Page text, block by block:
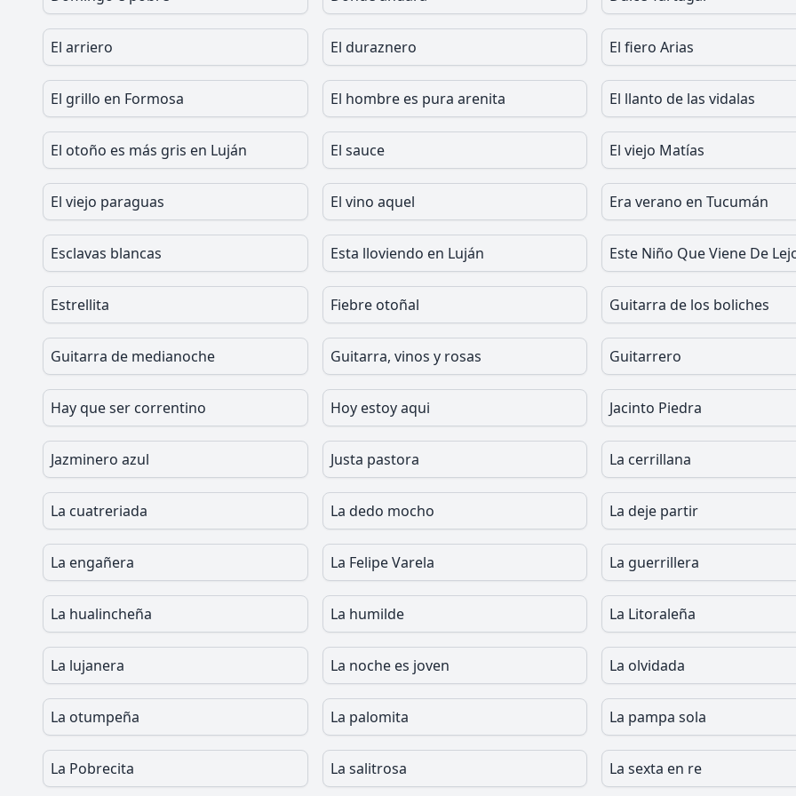
El arriero El duraznero El fiero Arias
El grillo en Formosa El hombre es pura arenita El llanto de las vidalas
El otoño es más gris en Luján El sauce El viejo Matías
El viejo paraguas El vino aquel Era verano en Tucumán
Esclavas blancas Esta lloviendo en Luján Este Niño Que Viene De
Estrellita Fiebre otoñal Guitarra de los boliches
Guitarra de medianoche Guitarra, vinos y rosas Guitarrero
Hay que ser correntino Hoy estoy aqui Jacinto Piedra
Jazminero azul Justa pastora La cerrillana
La cuatreriada La dedo mocho La deje partir
La engañera La Felipe Varela La guerrillera
La hualincheña La humilde La Litoraleña
La lujanera La noche es joven La olvidada
La otumpeña La palomita La pampa sola
La Pobrecita La salitrosa La sexta en re